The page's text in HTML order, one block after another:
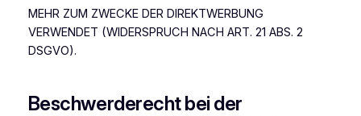
MEHR ZUM ZWECKE DER DIREKTWERBUNG
VERWENDET (WIDERSPRUCH NACH ART. 21 ABS. 2
DSGVO).
Beschwerde­recht bei der